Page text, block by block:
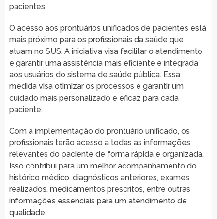
pacientes
O acesso aos prontuários unificados de pacientes está
mais próximo para os profissionais da saúde que
atuam no SUS. A iniciativa visa facilitar o atendimento
e garantir uma assistência mais eficiente e integrada
aos usuários do sistema de saúde pública. Essa
medida visa otimizar os processos e garantir um
cuidado mais personalizado e eficaz para cada
paciente.
Com a implementação do prontuário unificado, os
profissionais terão acesso a todas as informações
relevantes do paciente de forma rápida e organizada.
Isso contribui para um melhor acompanhamento do
histórico médico, diagnósticos anteriores, exames
realizados, medicamentos prescritos, entre outras
informações essenciais para um atendimento de
qualidade.